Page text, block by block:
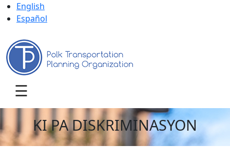
English
Español
KI PA DISKRIMINASYON